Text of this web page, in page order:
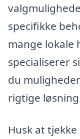
specifikke
mange
specialiserer
du
rigtige
Husk at